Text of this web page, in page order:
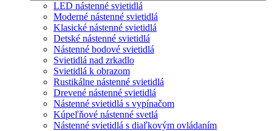
LED nástenné svietidlá
Moderné nástenné svietidlá
Klasické nástenné svietidlá
Detské nástenné svietidlá
Nástenné bodové svietidlá
Svietidlá nad zrkadlo
Svietidlá k obrazom
Rustikálne nástenné svietidlá
Drevené nástenné svietidlá
Nástenné svietidlá s vypínačom
Kúpeľňové nástenné svetlá
Nástenné svietidlá s diaľkovým ovládaním